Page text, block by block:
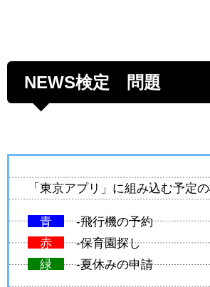
NEWS検定 問題
「東京アプリ」に組み込む予定
青
-飛行機の予約
赤
-保育園探し
緑
-夏休みの申請